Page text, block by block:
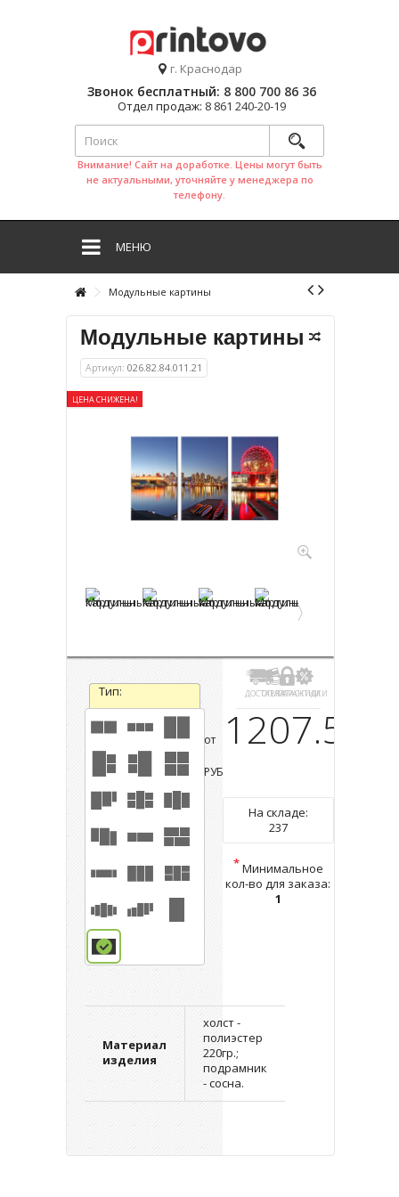
г. Краснодар
Звонок бесплатный: 8 800 700 86 36
Отдел продаж: 8 861 240-20-19
Внимание! Сайт на доработке. Цены могут быть
не актуальными, уточняйте у менеджера по
телефону.
МЕНЮ
Модульные картины
Тип:
Материал
изделия
холст -
полиэстер
220гр.;
подрамник
- сосна.
ДОСТАВКА
ОПЛАТАГАРАНТИИ
СКИДКИ
от 1207.5
РУБ
На складе:
237
*Минимальное
кол-во для заказа:
1
Модульные картины
Артикул: 026.82.84.011.21
ЦЕНА СНИЖЕНА!